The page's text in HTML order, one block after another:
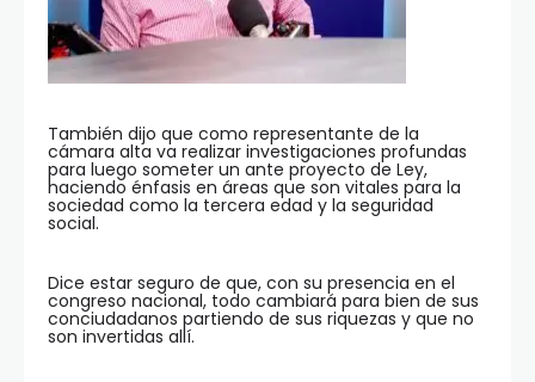
También dijo que como representante de la
cámara alta va realizar investigaciones profundas
para luego someter un ante proyecto de Ley,
haciendo énfasis en áreas que son vitales para la
sociedad como la tercera edad y la seguridad
social.
Dice estar seguro de que, con su presencia en el
congreso nacional, todo cambiará para bien de sus
conciudadanos partiendo de sus riquezas y que no
son invertidas allí.